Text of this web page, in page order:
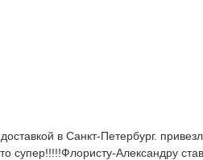
в Санкт-Петербург.
супер!!!!!Флористу-Александру